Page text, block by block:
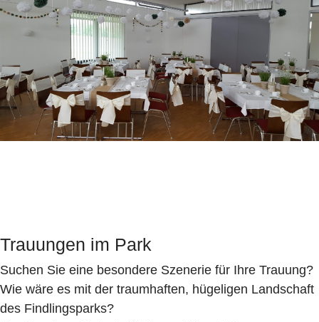
Trauungen im Park
Suchen Sie eine besondere Szenerie für Ihre Trauung?
Wie wäre es mit der traumhaften, hügeligen Landschaft
des Findlingsparks?